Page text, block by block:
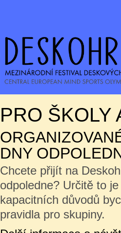
PRO ŠKOLY
DNY
Chcete přijít na
odpoledne? Určitě to
kapacitních důvodů
pravidla pro skupiny.